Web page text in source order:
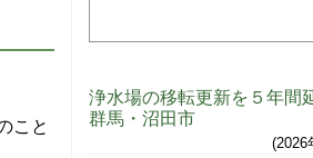
こと
浄水場の移転更新を５年間
群馬・沼田市
2026